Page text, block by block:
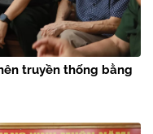
truyền thống bằng